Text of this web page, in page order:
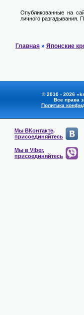
Опубликованные на
личного разгадывания.
Главная » Японские
© 2010 - 2026
Все права
Политика
Мы ВКонтакте,
присоединяйтесь
Мы в Viber,
присоединяйтесь